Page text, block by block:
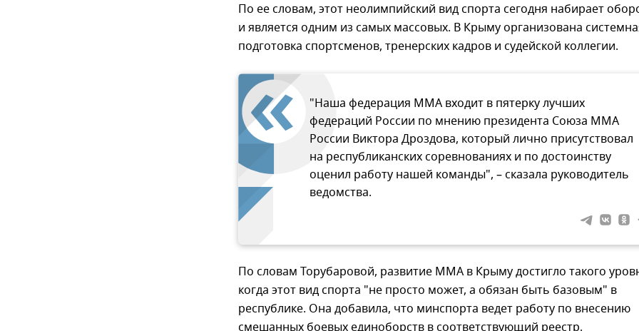
По ее словам, этот неолимпийский вид спорта сегодня набирает
и является одним из самых массовых. В Крыму организована
подготовка спортсменов, тренерских кадров и судейской коллегии.
"Наша федерация ММА входит в пятерку лучших
федераций России по мнению президента Союза ММА
России Виктора Дроздова, который лично присутствовал
на республиканских соревнованиях и по достоинству
оценил работу нашей команды", – сказала руководитель
ведомства.
По словам Торубаровой, развитие ММА в Крыму достигло такого
когда этот вид спорта "не просто может, а обязан быть базовым" в
республике. Она добавила, что минспорта ведет работу по внесению